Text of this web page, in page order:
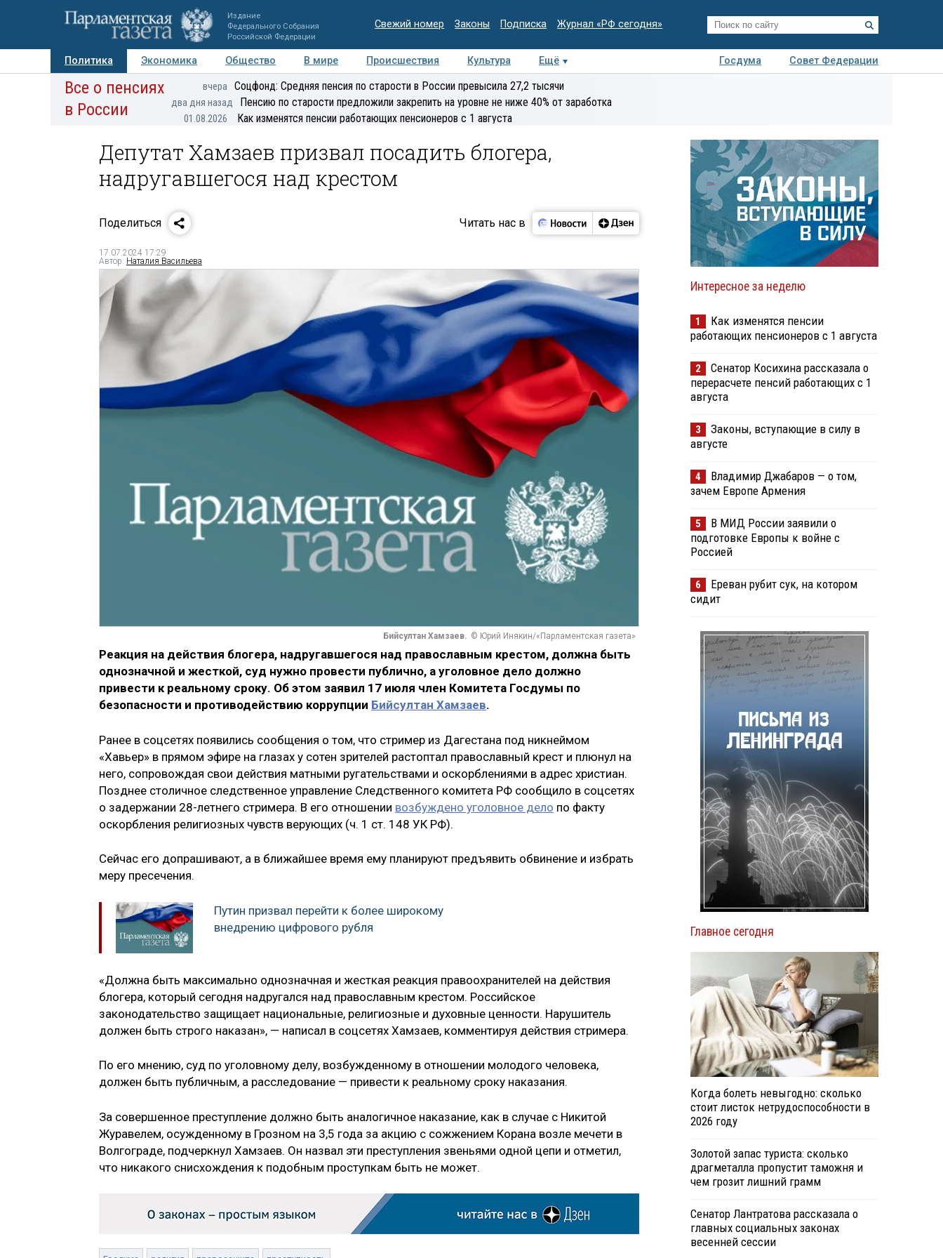
Издание
Федерального Собрания
Российской Федерации
Свежий номер Законы Подписка Журнал «РФ сегодня»
Политика Экономика Общество В мире Происшествия Культура Ещё Госдума
Совет Федерации
Авторы Персоны Мнения Регионы Медиацентр Интервью Колумнисты
экспертиза
Все о пенсиях
в России
вчера Соцфонд: Средняя пенсия по старости в России превысила 27,2 тысячи
два дня назад Пенсию по старости предложили закрепить на уровне не ниже 40% от заработка
01.08.2026 Как изменятся пенсии работающих пенсионеров с 1 августа
Депутат Хамзаев призвал посадить блогера,
надругавшегося над крестом
Поделиться Читать нас в
17.07.2024 17:29
Автор: Наталия Васильева
Бийсултан Хамзаев. © Юрий Инякин/«Парламентская газета»
Реакция на действия блогера, надругавшегося над православным крестом, должна быть
однозначной и жесткой, суд нужно провести публично, а уголовное дело должно
привести к реальному сроку. Об этом заявил 17 июля член Комитета Госдумы по
безопасности и противодействию коррупции Бийсултан Хамзаев.
Ранее в соцсетях появились сообщения о том, что стример из Дагестана под никнеймом
«Хавьер» в прямом эфире на глазах у сотен зрителей растоптал православный крест и плюнул на
него, сопровождая свои действия матными ругательствами и оскорблениями в адрес христиан.
Позднее столичное следственное управление Следственного комитета РФ сообщило в соцсетях
о задержании 28-летнего стримера. В его отношении возбуждено уголовное дело по факту
оскорбления религиозных чувств верующих (ч. 1 ст. 148 УК РФ).
Сейчас его допрашивают, а в ближайшее время ему планируют предъявить обвинение и избрать
меру пресечения.
Путин призвал перейти к более широкому
внедрению цифрового рубля
«Должна быть максимально однозначная и жесткая реакция правоохранителей на действия
блогера, который сегодня надругался над православным крестом. Российское
законодательство защищает национальные, религиозные и духовные ценности. Нарушитель
должен быть строго наказан», — написал в соцсетях Хамзаев, комментируя действия стримера.
По его мнению, суд по уголовному делу, возбужденному в отношении молодого человека,
должен быть публичным, а расследование — привести к реальному сроку наказания.
За совершенное преступление должно быть аналогичное наказание, как в случае с Никитой
Журавелем, осужденному в Грозном на 3,5 года за акцию с сожжением Корана возле мечети в
Волгограде, подчеркнул Хамзаев. Он назвал эти преступления звеньями одной цепи и отметил,
что никакого снисхождения к подобным проступкам быть не может.
Интересное за неделю
1
Как изменятся пенсии
работающих пенсионеров с 1 августа
2
Сенатор Косихина рассказала о
перерасчете пенсий работающих с 1
августа
3
Законы, вступающие в силу в
августе
4
Владимир Джабаров — о том,
зачем Европе Армения
5
В МИД России заявили о
подготовке Европы к войне с
Россией
6
Ереван рубит сук, на котором
сидит
Главное сегодня
Когда болеть невыгодно: сколько
стоит листок нетрудоспособности в
2026 году
Золотой запас туриста: сколько
драгметалла пропустит таможня и
чем грозит лишний грамм
Сенатор Лантратова рассказала о
главных социальных законах
весенней сессии